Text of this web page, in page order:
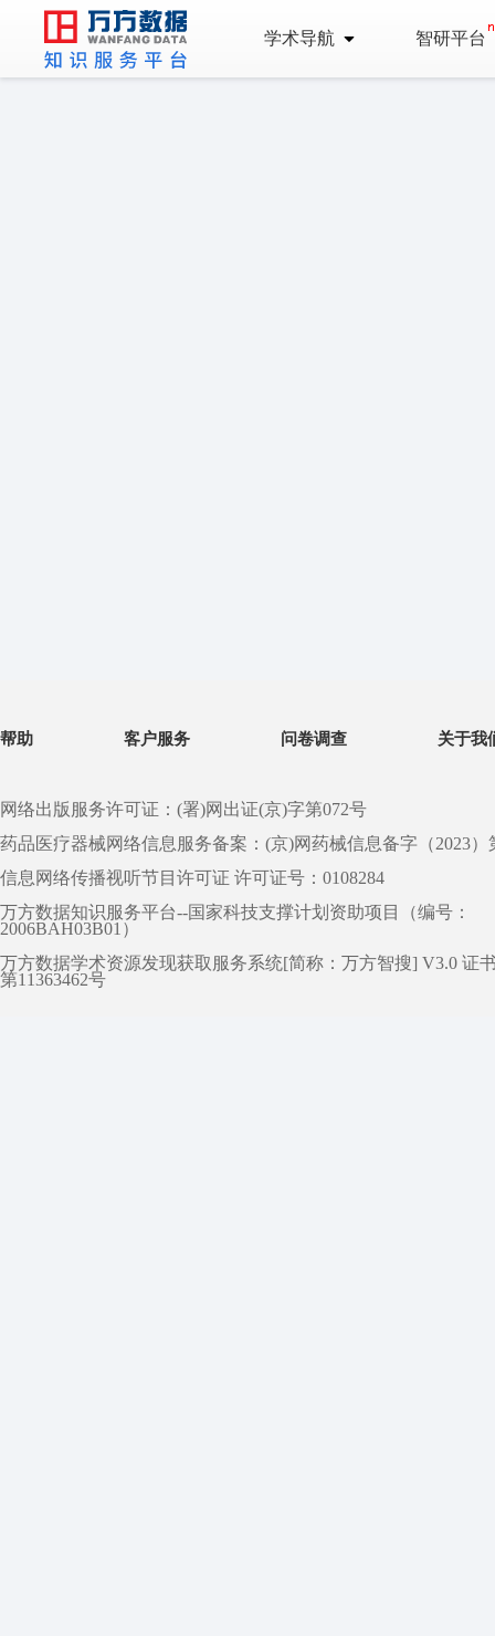
学术导航 智研平台
帮助 客户服务 问卷调查 关于我
网络出版服务许可证：(署)网出证(京)字第072号
药品医疗器械网络信息服务备案：(京)网药械信息备字（2023）
信息网络传播视听节目许可证 许可证号：0108284
万方数据知识服务平台--国家科技支撑计划资助项目（编号：
2006BAH03B01）
万方数据学术资源发现获取服务系统[简称：万方智搜] V3.0 证
第11363462号